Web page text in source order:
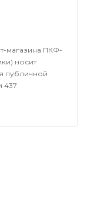
магазина ПКФ-
носит
публичной
437